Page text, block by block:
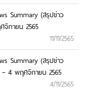
Summary (สรุปข่าว
จิกายน 2565
11/11/2565
Summary (สรุปข่าว
– 4 พฤศจิกายน 2565
4/11/2565